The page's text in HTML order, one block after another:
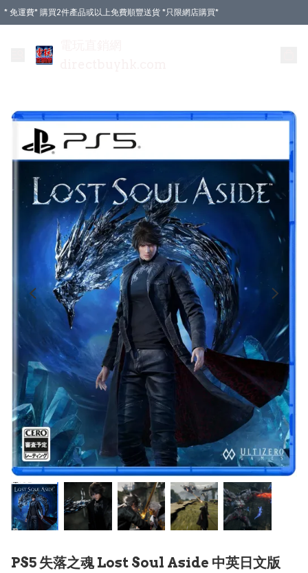
* 免運費* 購買2件產品或以上免費順豐送貨 *只限網店購買*
PS5 失落之魂 Lost Soul Aside 中英日文版